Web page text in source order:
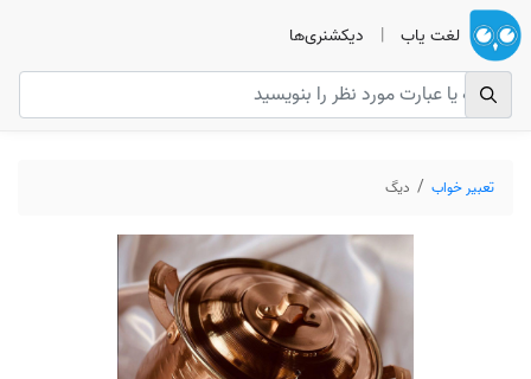
لغت یاب | دیکشنری‌ها
تعبیر خواب دیگ